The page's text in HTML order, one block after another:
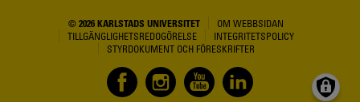
© 2026 KARLSTADS UNIVERSITET
OM WEBBSIDAN
TILLGÄNGLIGHETSREDOGÖRELSE
INTEGRITETSPOLICY
STYRDOKUMENT OCH FÖRESKRIFTER